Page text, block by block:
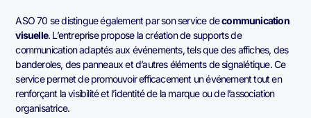
ASO 70 se distingue également par son service decommunication
visuelle. L’entreprise propose la création de supports de
communication adaptés aux événements, tels que des affiches, des
banderoles, des panneaux et d’autres éléments de signalétique. Ce
service permet de promouvoir efficacement un événement tout en
renforçant la visibilité et l’identité de la marque ou de l’association
organisatrice.